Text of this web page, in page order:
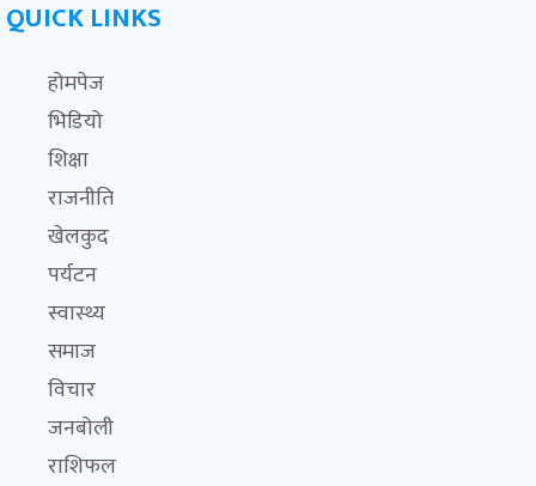
QUICK LINKS
होमपेज
भिडियो
शिक्षा
राजनीति
खेलकुद
पर्यटन
स्वास्थ्य
समाज
विचार
जनबोली
राशिफल